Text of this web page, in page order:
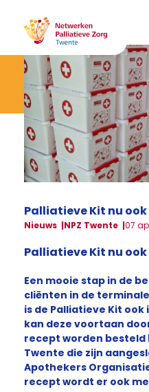
Palliatieve Kit nu
Nieuws NPZ Twente 07
Palliatieve Kit nu
Een mooie stap in de
cliënten in de
is de Palliatieve Kit
kan deze voortaan
recept worden besteld
Twente die zijn
Apothekers
recept wordt er ook